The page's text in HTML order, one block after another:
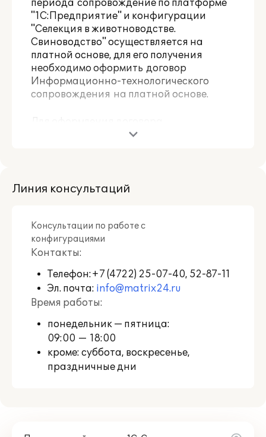
Линия консультаций
Консультации по работе с
конфигурациями
Контакты:
Телефон:+7 (4722) 25-07-40, 52-87-11
Эл. почта: info@matrix24.ru
Время работы:
понедельник — пятница:
09:00 — 18:00
кроме: суббота, воскресенье,
праздничные дни
периода сопровождение по платформе
"1С:Предприятие" и конфигурации
"Селекция в животноводстве.
Свиноводство" осуществляется на
платной основе, для его получения
необходимо оформить договор
Информационно-технологического
сопровождения на платной основе.
Информационно-технологического
Сопровождения и Сервис-партнерам в
страницеhttp://its.1c.ru/zakaz